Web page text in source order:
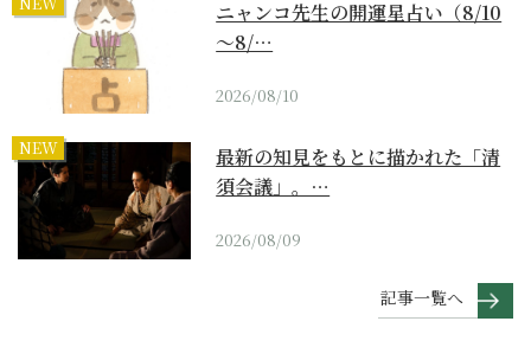
ニャンコ先生の開運星占い（8/10
～8/…
2026/08/10
NEW
最新の知見をもとに描かれた「清
須会議」。…
2026/08/09
記事一覧へ